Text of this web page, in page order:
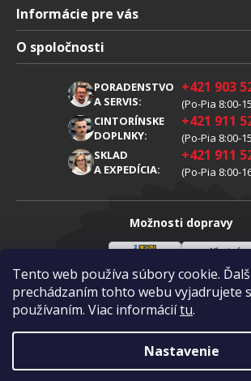
Tento web používa súbory cookie.
prechádzaním tohto webu vyjadrujete
používaním. Viac informáciítu.
Nastavenie
Informácie pre vás
Doprava a platba
Obchodné podmienky
Reklamácia
Spracovanie osobných údajov
O spoločnosti
PORADENSTVO
A SERVIS:
+421 903
(Po-Pia 8:00-
CINTORÍNSKE
DOPLNKY:
+421 911
(Po-Pia 8:00-
SKLAD
A EXPEDÍCIA:
+421 911
(Po-Pia 8:00-
Možnosti dopravy
Sloveenská
pošta
Vlastná
doprava
Možnosti platby
Visa Mastercard
Copyright 2026